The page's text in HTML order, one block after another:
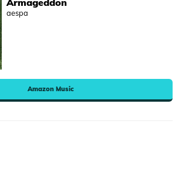
aespa
Amazon Music